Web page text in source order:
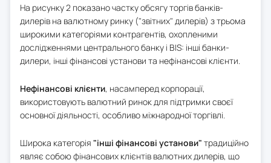
На рисунку 2 показано частку обсягу торгів банків-
дилерів на валютному ринку ("звітних" дилерів) з трьома
широкими категоріями контрагентів, охопленими
дослідженнями центрального банку і BIS: інші банки-
дилери, інші фінансові установи та нефінансові клієнти.
Нефінансові клієнти, насамперед корпорації,
використовують валютний ринок для підтримки своєї
основної діяльності, особливо міжнародної торгівлі.
Широка категорія "інші фінансові установи" традиційно
являє собою фінансових клієнтів валютних дилерів, що